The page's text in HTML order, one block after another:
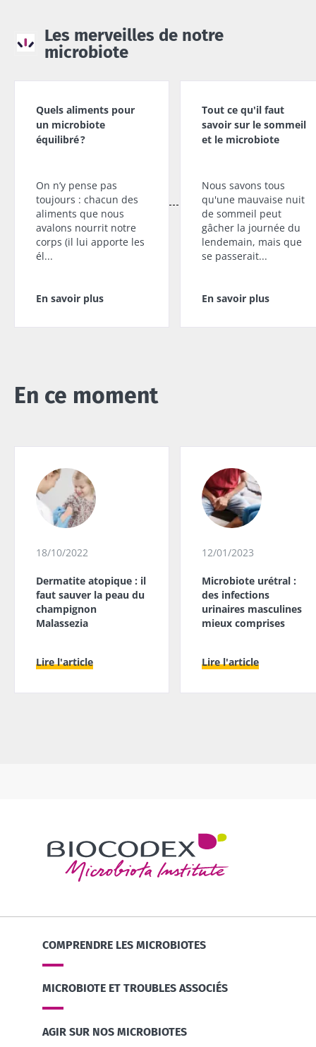
Les merveilles de notre
microbiote
Quels aliments pour
un microbiote
équilibré ?
On n’y pense pas
toujours : chacun des
aliments que nous
avalons nourrit notre
corps (il lui apporte les
él...
En savoir plus
Tout ce qu'il faut
savoir sur le sommeil
et le microbiote
Nous savons tous
qu'une mauvaise nuit
de sommeil peut
gâcher la journée du
lendemain, mais que
se passerait...
En savoir plus
En ce moment
18/10/2022
Dermatite atopique : il
faut sauver la peau du
champignon
Malassezia
Lire l'article
12/01/2023
Microbiote urétral :
des infections
urinaires masculines
mieux comprises
Lire l'article
plutôt
yaourt,
fromage
laitières
ont un
point
commun :
En savoir
plus
une piste à
permettaient
l'évolution
de la maladie
?
COMPRENDRE LES MICROBIOTES
MICROBIOTE ET TROUBLES ASSOCIÉS
AGIR SUR NOS MICROBIOTES